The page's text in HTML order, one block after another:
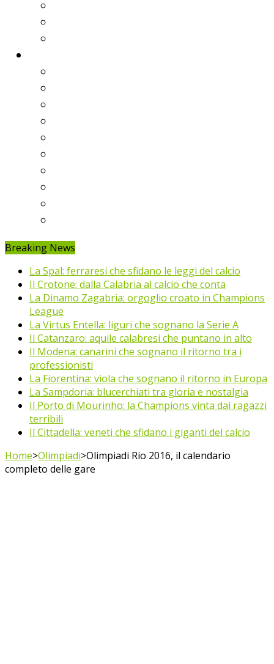
Breaking News
La Spal: ferraresi che sfidano le leggi del calcio
Il Crotone: dalla Calabria al calcio che conta
La Dinamo Zagabria: orgoglio croato in Champions
League
La Virtus Entella: liguri che sognano la Serie A
Il Catanzaro: aquile calabresi che puntano in alto
Il Modena: canarini che sognano il ritorno tra i
professionisti
La Fiorentina: viola che sognano il ritorno in Europa
La Sampdoria: blucerchiati tra gloria e nostalgia
Il Porto di Mourinho: la Champions vinta dai ragazzi
terribili
Il Cittadella: veneti che sfidano i giganti del calcio
Home>Olimpiadi>Olimpiadi Rio 2016, il calendario
completo delle gare